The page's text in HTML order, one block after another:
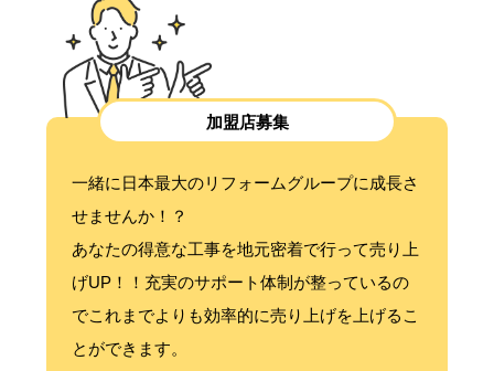
加盟店募集
一緒に日本最大のリフォームグループに成長さ
せませんか！？
あなたの得意な工事を地元密着で行って売り上
げUP！！充実のサポート体制が整っているの
でこれまでよりも効率的に売り上げを上げるこ
とができます。